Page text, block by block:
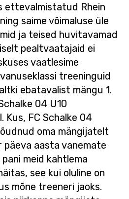
ettevalmistatud Rhein
saime võimaluse üle
ja teised huvitavamad
pealtvaatajaid ei
vaatlesime
treeninguid
ebatavalist mängu 1.
04 U10
Kus, FC Schalke 04
oma mängijatelt
päeva aasta vanemate
meid kahtlema
see kui oluline on
mõne treeneri jaoks.